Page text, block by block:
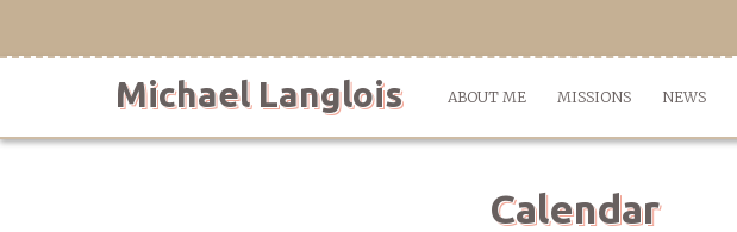
Michael Langlois ABOUT ME MISSIONS NEWS
Calendar